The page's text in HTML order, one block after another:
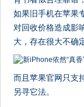
如果旧手机在苹果
对回收价格造成影
大，存在很大不确
而且苹果官网只支
另寻它法。